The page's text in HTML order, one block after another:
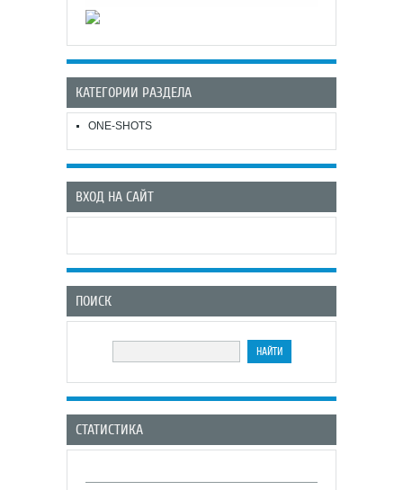
КАТЕГОРИИ РАЗДЕЛА
ONE-SHOTS
ВХОД НА САЙТ
ПОИСК
СТАТИСТИКА